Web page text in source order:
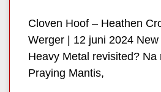
Cloven Hoof – Heathen
Werger | 12 juni 2024
Heavy Metal revisited? Na
Praying Mantis,